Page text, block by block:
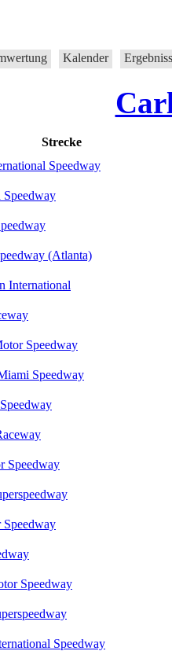
Kalender
Strecke
Speedway
Speedway
(Atlanta)
International
Speedway
Speedway
Speedway
Speedway
Speedway
Speedway